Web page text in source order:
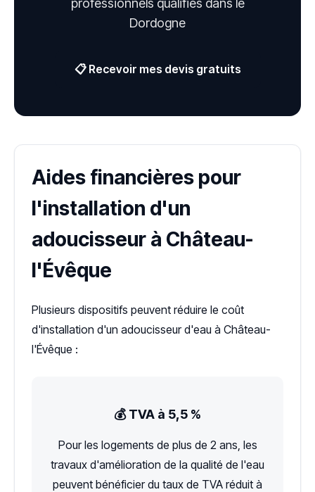
Dordogne
📋 Recevoir mes devis gratuits
Aides financières pour
l'installation d'un
adoucisseur à Château-
l'Évêque
Plusieurs dispositifs peuvent réduire le coût
d'installation d'un adoucisseur d'eau à Château-
l'Évêque :
💰 TVA à 5,5 %
Pour les logements de plus de 2 ans, les
travaux d'amélioration de la qualité de l'eau
peuvent bénéficier du taux de TVA réduit à